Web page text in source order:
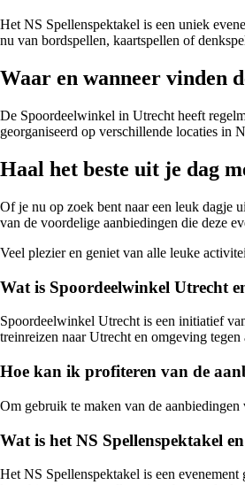
Het NS Spellenspektakel is een uniek
nu van bordspellen, kaartspellen of
Waar en wanneer vinden
De Spoordeelwinkel in Utrecht heeft
georganiseerd op verschillende locaties in
Haal het beste uit je dag
Of je nu op zoek bent naar een leuk dagje
van de voordelige aanbiedingen die deze
Veel plezier en geniet van alle leuke
Wat is Spoordeelwinkel Utrecht
Spoordeelwinkel Utrecht is een initiatief
treinreizen naar Utrecht en omgeving
Hoe kan ik profiteren van de
Om gebruik te maken van de
Wat is het NS Spellenspektakel
Het NS Spellenspektakel is een